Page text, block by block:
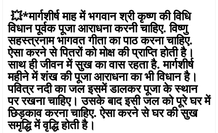
💥*मार्गशीर्ष माह में भगवान श्री कृष्ण की विधि
विधान पूर्वक पूजा आराधना करनी चाहिए. विष्णु
सहस्त्रनाम भागवत गीता का पाठ करना चाहिए.
ऐसा करने से पितरों को मोक्ष की प्राप्ति होती है।
साथ ही जीवन में सुख का वास रहता है. मार्गशीर्ष
महीने में शंख की पूजा आराधना का भी विधान है।
पवित्र नदी का जल इसमें डालकर पूजा के स्थान
पर रखना चाहिए। उसके बाद इसी जल को पूरे घर में
छिड़काव करना चाहिए. ऐसा करने से घर की सुख
समृद्धि में वृद्धि होती है।